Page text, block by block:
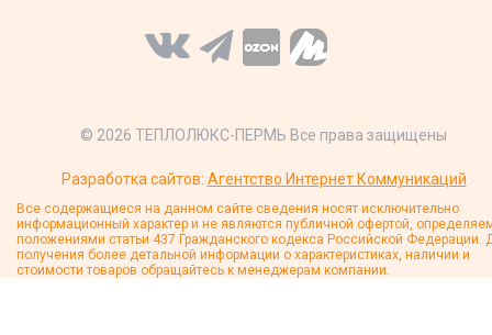
© 2026 ТЕПЛОЛЮКС-ПЕРМЬ Все права защищены
Разработка сайтов: Агентство Интернет Коммуникаций
Все содержащиеся на данном сайте сведения носят исключительно
информационный характер и не являются публичной офертой,
положениями статьи 437 Гражданского кодекса Российской Федерации.
получения более детальной информации о характеристиках, наличии и
стоимости товаров обращайтесь к менеджерам компании.